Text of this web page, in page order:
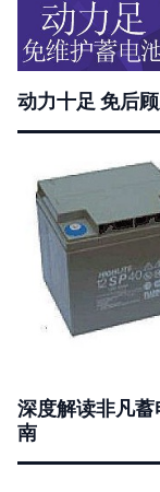
动力十足 免后
深度解读非凡
南